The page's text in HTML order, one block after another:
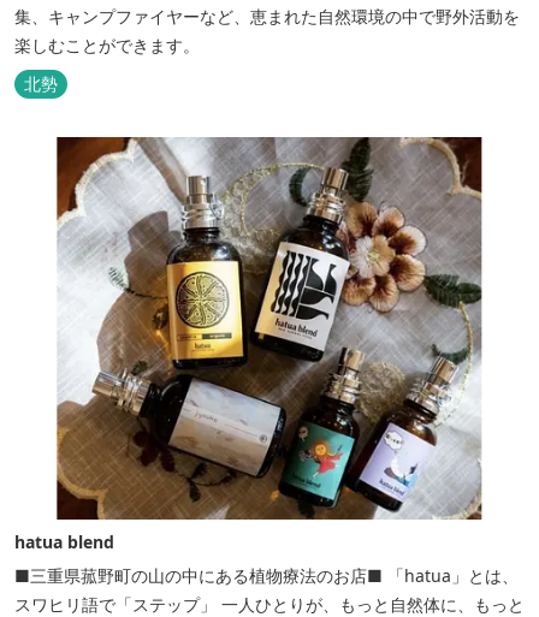
集、キャンプファイヤーなど、恵まれた自然環境の中で野外活動を
楽しむことができます。
北勢
hatua blend
■三重県菰野町の山の中にある植物療法のお店■ 「hatua」とは、
スワヒリ語で「ステップ」 一人ひとりが、もっと自然体に、もっと